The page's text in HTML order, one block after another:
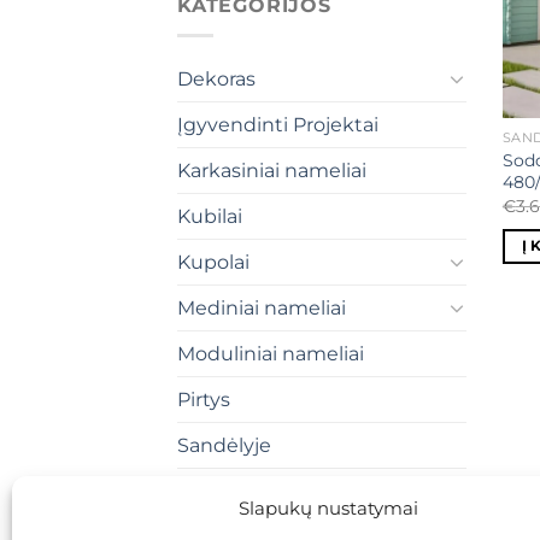
Slapukų nustatymai
KATEGORIJOS
Dekoras
Įgyvendinti Projektai
Karkasiniai nameliai
Kubilai
Kupolai
Mediniai nameliai
Moduliniai nameliai
Pirtys
Sandėlyje
€
Į